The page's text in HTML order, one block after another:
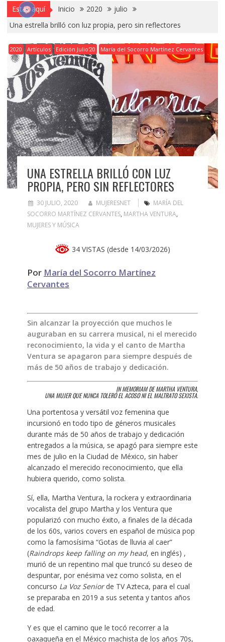
Estás aquí Inicio 2020
julio
Una estrella brilló con luz propia, pero sin reflectores
2020 Artículos Edición Julio'20 María del Socorro Martínez Cervantes
UNA ESTRELLA BRILLÓ CON LUZ
PROPIA, PERO SIN REFLECTORES
30 JULIO, 2020 MUJERESNET
MARÍA DEL
SOCORRO MARTÍNEZ CERVANTES, MARTHA VENTURA,
MUJERES Y MÚSICA
34 VISTAS (desde 14/03/2026)
Por María del Socorro Martínez
Cervantes
Sin alcanzar la proyección que muchos le
auguraban en su carrera musical, ni el merecido
reconocimiento, la vida y el canto de Martha
Ventura se apagaron para siempre después de
más de 50 años de trabajo y dedicación.
IN MEMORIAM DE MARTHA VENTURA,
UNA MUJER QUE NUNCA TOLERÓ EL ACOSO NI EL MALTRATO SEXISTA.
Una portentosa y versátil voz femenina que
incursionó en todo tipo de géneros musicales
durante más de 50 años de trabajo y dedicación
entregados a la música, se apagó para siempre este
mes de julio en la Ciudad de México, sin haber
alcanzado el merecido reconocimiento, que ella
hubiera querido, como solista.
Sí, ella, Martha Ventura, la rockera y extraordinaria
vocalista del grupo Martha y los Ventura que
popularizó con mucho éxito, a finales de la década
de los 60s, varios covers en español de música pop
como la famosísima “Gotas de lluvia al caer”
(Raindrops keep falling on my head, en inglés) ,
murió de un repentino mal que truncó su deseo de
despuntar, por enésima vez como solista, en el
concurso La Voz Seniorde TV Azteca, para el cual
se preparaba en 2019 a sus setenta y tantos años
de edad.
Y es que el camino que le tocó recorrer a la
oaxaqueña en el México machista de los años 70s,